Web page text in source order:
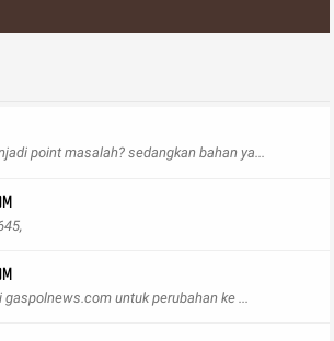
point masalah? sedangkan bahan ya...
gaspolnews.com untuk perubahan ke ...